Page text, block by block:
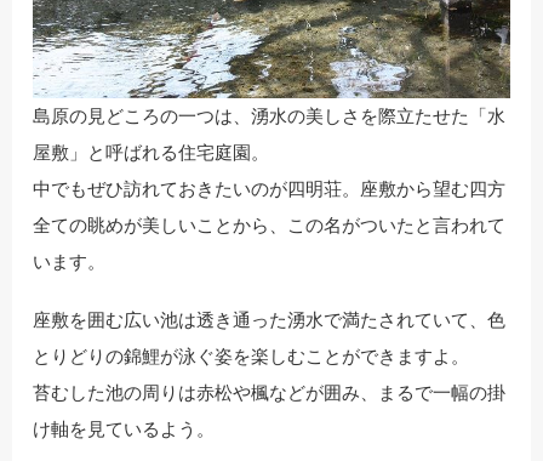
島原の見どころの一つは、湧水の美しさを際立たせた「水
屋敷」と呼ばれる住宅庭園。
中でもぜひ訪れておきたいのが四明荘。座敷から望む四方
全ての眺めが美しいことから、この名がついたと言われて
います。
座敷を囲む広い池は透き通った湧水で満たされていて、色
とりどりの錦鯉が泳ぐ姿を楽しむことができますよ。
苔むした池の周りは赤松や楓などが囲み、まるで一幅の掛
け軸を見ているよう。